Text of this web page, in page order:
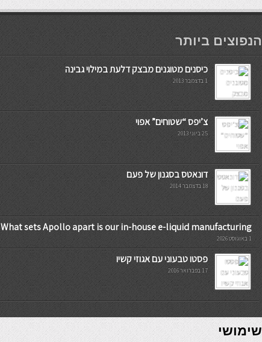
мостбет кг
הנפוצים ביותר
כיסנים מטוגנים מבצק דלעת במילוי גבינה
1 בדצמבר 2013
צ’יפס “שטוחים” אפוי
25 ביוני 2013
דונאטס בסגנון של פעם
18 בדצמבר 2014
What sets Apollo apart is our in-house e-liquid manufacturing
1 באוגוסט 2026
פסטו טבעוני עם אגוזי קשיו
17 בפברואר 2016
7slots
seriöse online casinos österreich
שימושי